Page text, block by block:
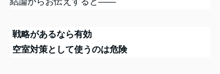
戦略があるなら有効
空室対策として使うのは危険